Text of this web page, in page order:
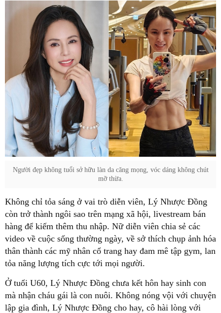
Người đẹp không tuổi sở hữu làn da căng mọng, vóc dáng không chút
mỡ thừa.
Không chỉ tỏa sáng ở vai trò diễn viên, Lý Nhược Đồng
còn trở thành ngôi sao trên mạng xã hội, livestream bán
hàng để kiếm thêm thu nhập. Nữ diễn viên chia sẻ các
video về cuộc sống thường ngày, về sở thích chụp ảnh hóa
thân thành các mỹ nhân cổ trang hay đam mê tập gym, lan
tỏa năng lượng tích cực tới mọi người.
Ở tuổi U60, Lý Nhược Đồng chưa kết hôn hay sinh con
mà nhận cháu gái là con nuôi. Không nóng vội với chuyện
lập gia đình, Lý Nhược Đồng cho hay, cô hài lòng với